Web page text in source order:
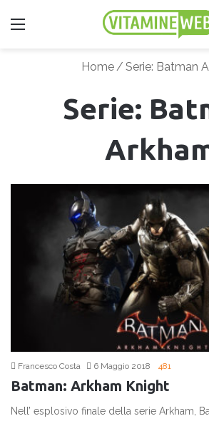
Home / Serie: Batman
Serie:
Francesco Costa 6 Maggio 2018 481
Batman: Arkham Knight
Nell’ esplosivo finale della serie Arkham,